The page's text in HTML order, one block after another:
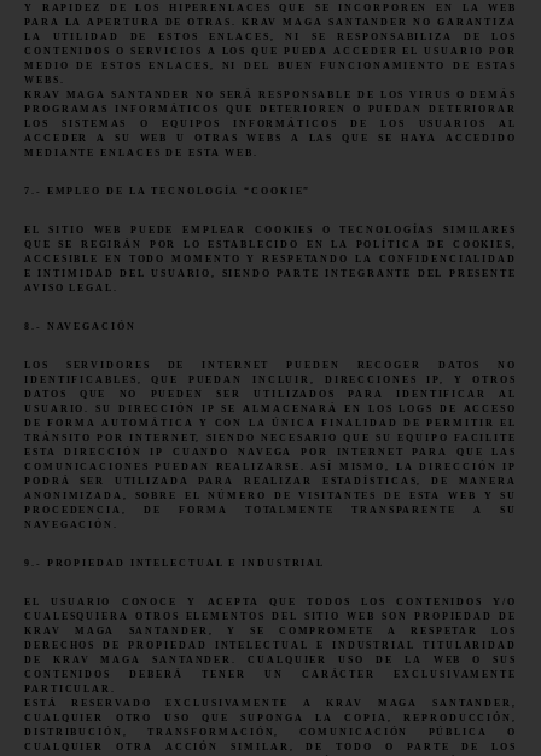
Y RAPIDEZ DE LOS HIPERENLACES QUE SE INCORPOREN EN LA WEB
PARA LA APERTURA DE OTRAS. KRAV MAGA SANTANDER NO GARANTIZA
LA UTILIDAD DE ESTOS ENLACES, NI SE RESPONSABILIZA DE LOS
CONTENIDOS O SERVICIOS A LOS QUE PUEDA ACCEDER EL USUARIO POR
MEDIO DE ESTOS ENLACES, NI DEL BUEN FUNCIONAMIENTO DE ESTAS
WEBS.
KRAV MAGA SANTANDER NO SERÁ RESPONSABLE DE LOS VIRUS O DEMÁS
PROGRAMAS INFORMÁTICOS QUE DETERIOREN O PUEDAN DETERIORAR
LOS SISTEMAS O EQUIPOS INFORMÁTICOS DE LOS USUARIOS AL
ACCEDER A SU WEB U OTRAS WEBS A LAS QUE SE HAYA ACCEDIDO
MEDIANTE ENLACES DE ESTA WEB.
7.- EMPLEO DE LA TECNOLOGÍA “COOKIE”
EL SITIO WEB PUEDE EMPLEAR COOKIES O TECNOLOGÍAS SIMILARES
QUE SE REGIRÁN POR LO ESTABLECIDO EN LA POLÍTICA DE COOKIES,
ACCESIBLE EN TODO MOMENTO Y RESPETANDO LA CONFIDENCIALIDAD
E INTIMIDAD DEL USUARIO, SIENDO PARTE INTEGRANTE DEL PRESENTE
AVISO LEGAL.
8.- NAVEGACIÓN
LOS SERVIDORES DE INTERNET PUEDEN RECOGER DATOS NO
IDENTIFICABLES, QUE PUEDAN INCLUIR, DIRECCIONES IP, Y OTROS
DATOS QUE NO PUEDEN SER UTILIZADOS PARA IDENTIFICAR AL
USUARIO. SU DIRECCIÓN IP SE ALMACENARÁ EN LOS LOGS DE ACCESO
DE FORMA AUTOMÁTICA Y CON LA ÚNICA FINALIDAD DE PERMITIR EL
TRÁNSITO POR INTERNET, SIENDO NECESARIO QUE SU EQUIPO FACILITE
ESTA DIRECCIÓN IP CUANDO NAVEGA POR INTERNET PARA QUE LAS
COMUNICACIONES PUEDAN REALIZARSE. ASÍ MISMO, LA DIRECCIÓN IP
PODRÁ SER UTILIZADA PARA REALIZAR ESTADÍSTICAS, DE MANERA
ANONIMIZADA, SOBRE EL NÚMERO DE VISITANTES DE ESTA WEB Y SU
PROCEDENCIA, DE FORMA TOTALMENTE TRANSPARENTE A SU
NAVEGACIÓN.
9.- PROPIEDAD INTELECTUAL E INDUSTRIAL
EL USUARIO CONOCE Y ACEPTA QUE TODOS LOS CONTENIDOS Y/O
CUALESQUIERA OTROS ELEMENTOS DEL SITIO WEB SON PROPIEDAD DE
KRAV MAGA SANTANDER, Y SE COMPROMETE A RESPETAR LOS
DERECHOS DE PROPIEDAD INTELECTUAL E INDUSTRIAL TITULARIDAD
DE KRAV MAGA SANTANDER. CUALQUIER USO DE LA WEB O SUS
CONTENIDOS DEBERÁ TENER UN CARÁCTER EXCLUSIVAMENTE
PARTICULAR.
ESTÁ RESERVADO EXCLUSIVAMENTE A KRAV MAGA SANTANDER,
CUALQUIER OTRO USO QUE SUPONGA LA COPIA, REPRODUCCIÓN,
DISTRIBUCIÓN, TRANSFORMACIÓN, COMUNICACIÓN PÚBLICA O
CUALQUIER OTRA ACCIÓN SIMILAR, DE TODO O PARTE DE LOS